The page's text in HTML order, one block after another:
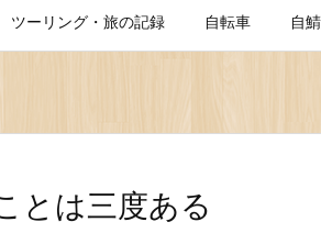
ツーリング・旅の記録 自転車 自
とは三度ある